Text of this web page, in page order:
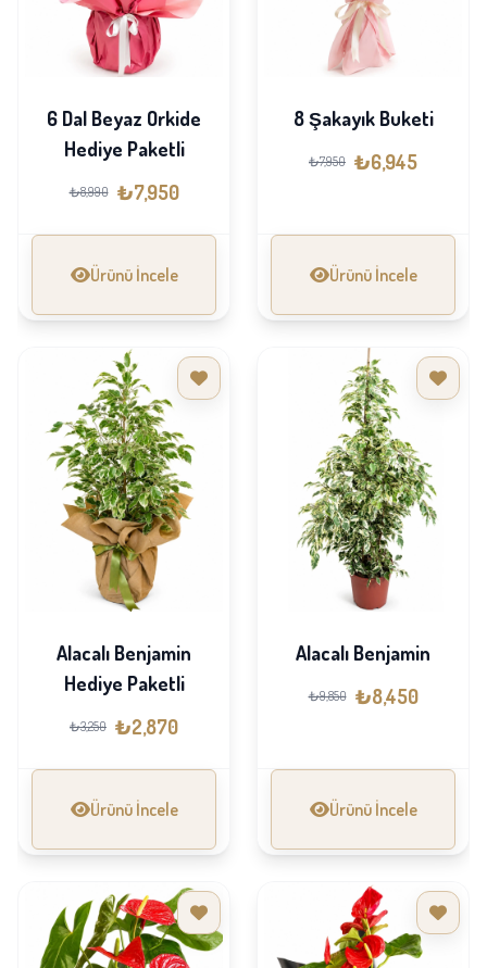
6 Dal Beyaz Orkide
Hediye Paketli
₺8,990 ₺7,950
Ürünü İncele
8 Şakayık Buketi
₺7,950 ₺6,945
Ürünü İncele
Alacalı Benjamin
Hediye Paketli
₺3,250 ₺2,870
Ürünü İncele
Alacalı Benjamin
₺9,850 ₺8,450
Ürünü İncele